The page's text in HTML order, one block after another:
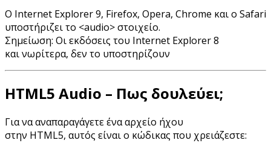
Ο Internet Explorer 9, Firefox, Opera, Chrome και ο Safari
υποστήριζει το <audio> στοιχείο.
Σημείωση: Οι εκδόσεις του Internet Explorer 8
και νωρίτερα, δεν το υποστηρίζουν
HTML5 Audio – Πως δουλεύει;
Για να αναπαραγάγετε ένα αρχείο ήχου
στην HTML5, αυτός είναι ο κώδικας που χρειάζεστε: